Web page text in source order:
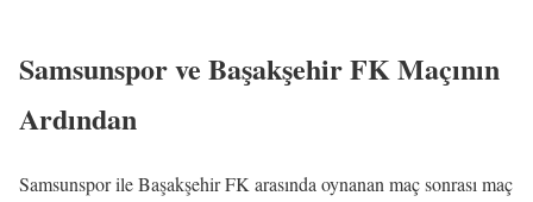
Samsunspor ve Başakşehir FK Maçının
Ardından
Samsunspor ile Başakşehir FK arasında oynanan maç sonrası maç